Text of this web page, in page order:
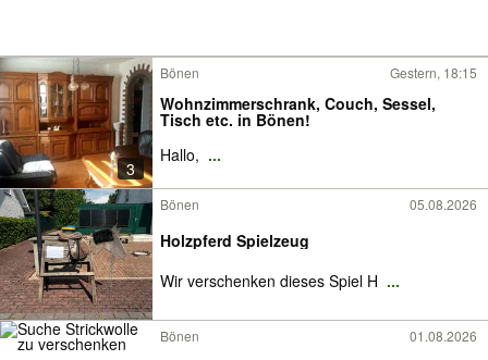
3
Bönen Gestern, 18:15
Wohnzimmerschrank, Couch, Sessel,
Tisch etc. in Bönen!
Hallo, ...
Bönen 05.08.2026
Holzpferd Spielzeug
Wir verschenken dieses Spiel H ...
Bönen 01.08.2026